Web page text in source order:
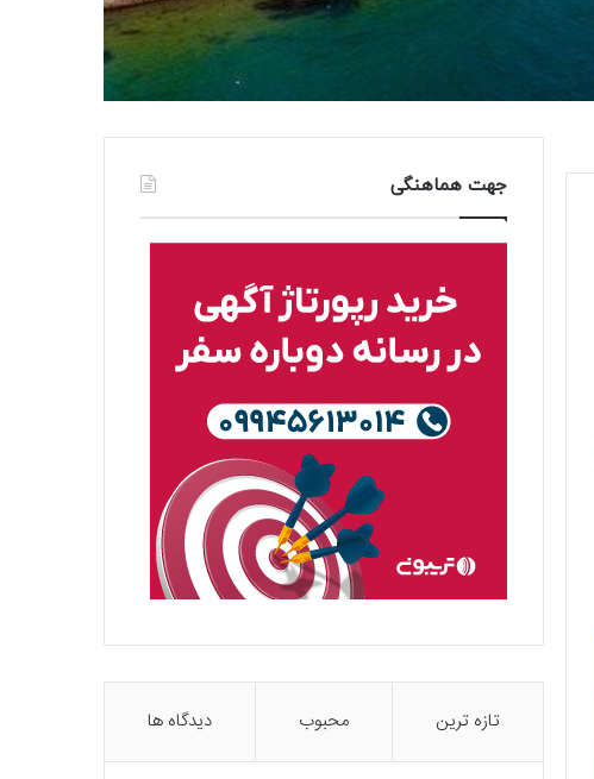
جهت هماهنگی
تازه ترین محبوب دیدگاه ها